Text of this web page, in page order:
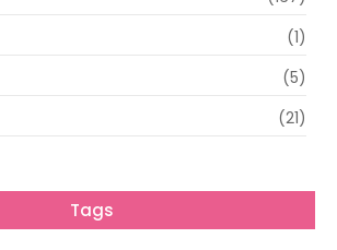
(1)
(5)
(21)
Tags